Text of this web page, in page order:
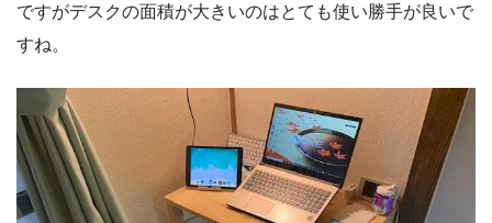
ですがデスクの面積が大きいのはとても使い勝手が良いで
すね。